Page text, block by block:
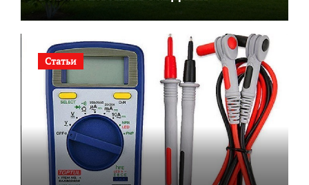
готовим секційним воротам
Статьи